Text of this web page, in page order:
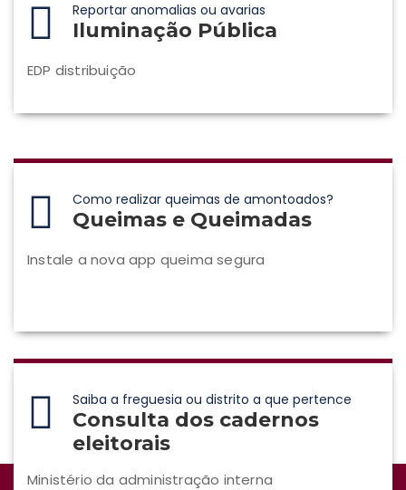
Reportar anomalias ou avarias
Iluminação Pública
EDP distribuição
Como realizar queimas de amontoados?
Queimas e Queimadas
Instale a nova app queima segura
Saiba a freguesia ou distrito a que pertence
Consulta dos cadernos
eleitorais
Ministério da administração interna